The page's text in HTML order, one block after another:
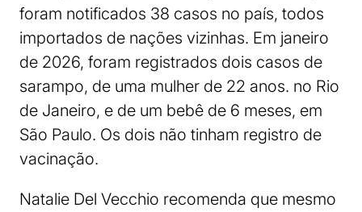
foram notificados 38 casos no país, todos
importados de nações vizinhas. Em janeiro
de 2026, foram registrados dois casos de
sarampo, de uma mulher de 22 anos. no Rio
de Janeiro, e de um bebê de 6 meses, em
São Paulo. Os dois não tinham registro de
vacinação.
Natalie Del Vecchio recomenda que mesmo